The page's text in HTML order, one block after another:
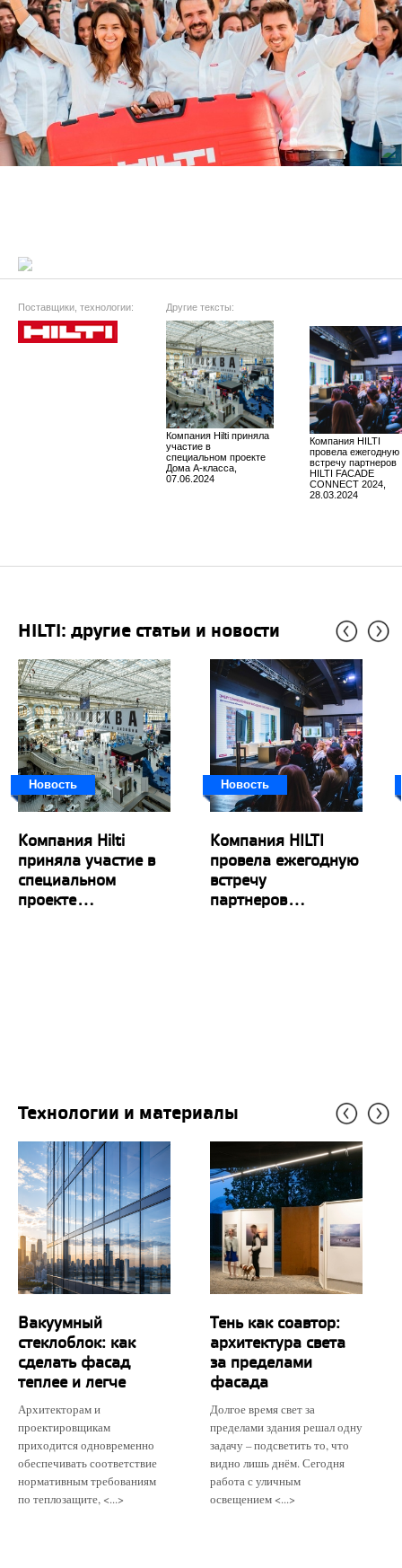
Поставщики, технологии: Другие тексты:
​Компания Hilti приняла
участие в
специальном проекте
Дома А-класса,
07.06.2024
Компания HILTI
провела ежегодную
встречу партнеров
HILTI FACADE
CONNECT 2024,
28.03.2024
HILTI: другие статьи и новости
Новость
​Компания Hilti
приняла участие в
специальном
проекте...
Новость
Компания HILTI
провела ежегодную
встречу
партнеров...
Технологии и материалы
Вакуумный
стеклоблок: как
сделать фасад
теплее и легче
Архитекторам и
проектировщикам
приходится одновременно
обеспечивать соответствие
нормативным требованиям
по теплозащите, <...>
Тень как соавтор:
архитектура света
за пределами
фасада
Долгое время свет за
пределами здания решал одну
задачу – подсветить то, что
видно лишь днём. Сегодня
работа с уличным
освещением <...>